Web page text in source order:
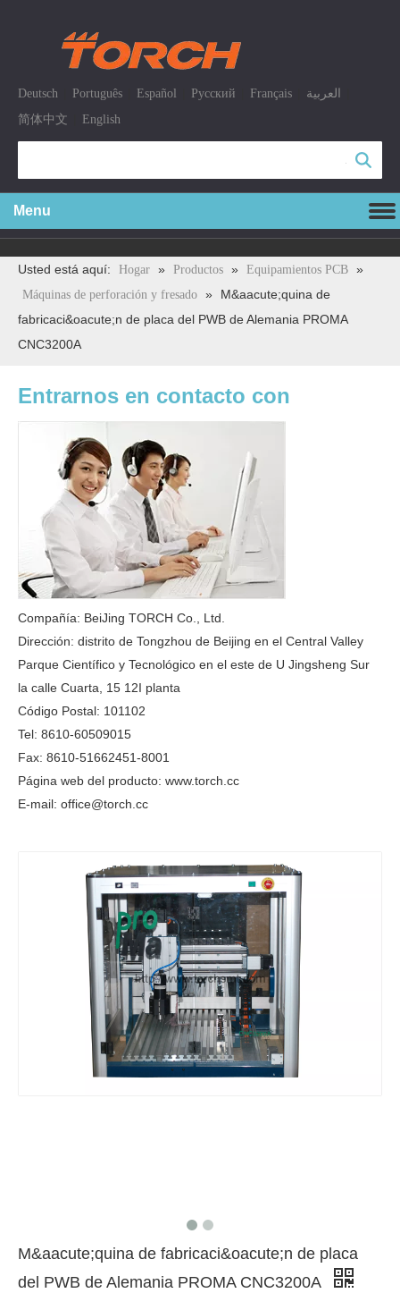
Deutsch Português Español Pусский Français العربية
简体中文 English
Menu
Usted está aquí: Hogar » Productos » Equipamientos PCB »
Máquinas de perforación y fresado »
M&aacute;quina de
fabricaci&oacute;n de placa del PWB de Alemania PROMA
CNC3200A
Entrarnos en contacto con
Compañía: BeiJing TORCH Co., Ltd.
Dirección: distrito de Tongzhou de Beijing en el Central Valley
Parque Científico y Tecnológico en el este de U Jingsheng Sur
la calle Cuarta, 15 12I planta
Código Postal: 101102
Tel: 8610-60509015
Fax: 8610-51662451-8001
Página web del producto: www.torch.cc
E-mail: office@torch.cc
M&aacute;quina de fabricaci&oacute;n de placa
del PWB de Alemania PROMA CNC3200A